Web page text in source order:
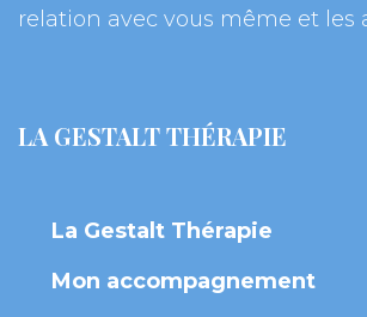
relation avec vous même et les
LA GESTALT THÉRAPIE
La Gestalt Thérapie
Mon accompagnement